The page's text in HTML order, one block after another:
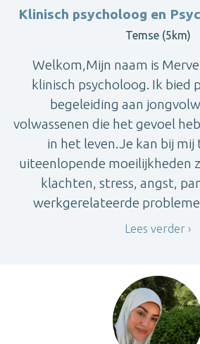
Klinisch psycholoog en
Temse (5km)
Welkom,Mijn naam is
klinisch psycholoog. Ik bied
begeleiding aan
volwassenen die het gevoel
in het leven.Je kan bij
uiteenlopende moeilijkheden
klachten, stress, angst,
werkgerelateerde
Lees verder